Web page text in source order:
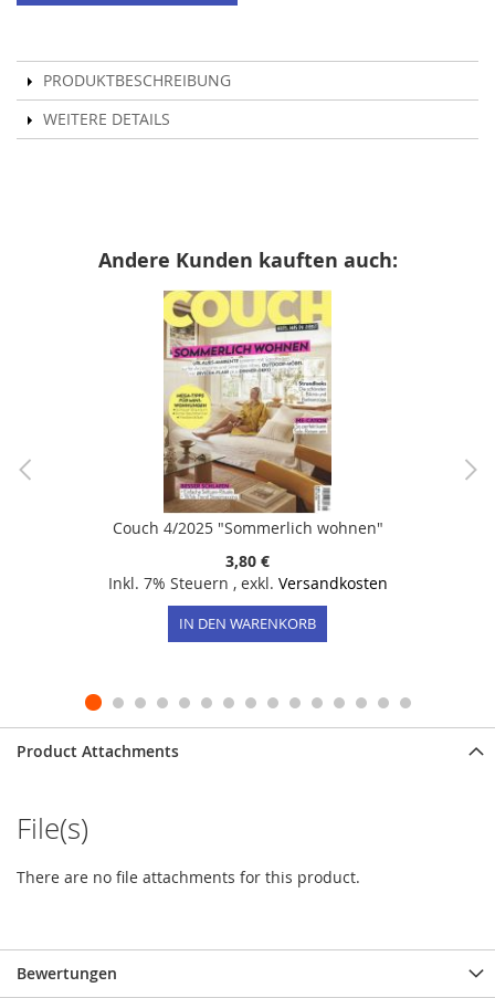
PRODUKTBESCHREIBUNG
WEITERE DETAILS
Andere Kunden kauften auch:
Couch 4/2025 "Sommerlich wohnen"
3,80 €
Inkl. 7% Steuern , exkl. Versandkosten
IN DEN WARENKORB
Product Attachments
File(s)
There are no file attachments for this product.
Bewertungen